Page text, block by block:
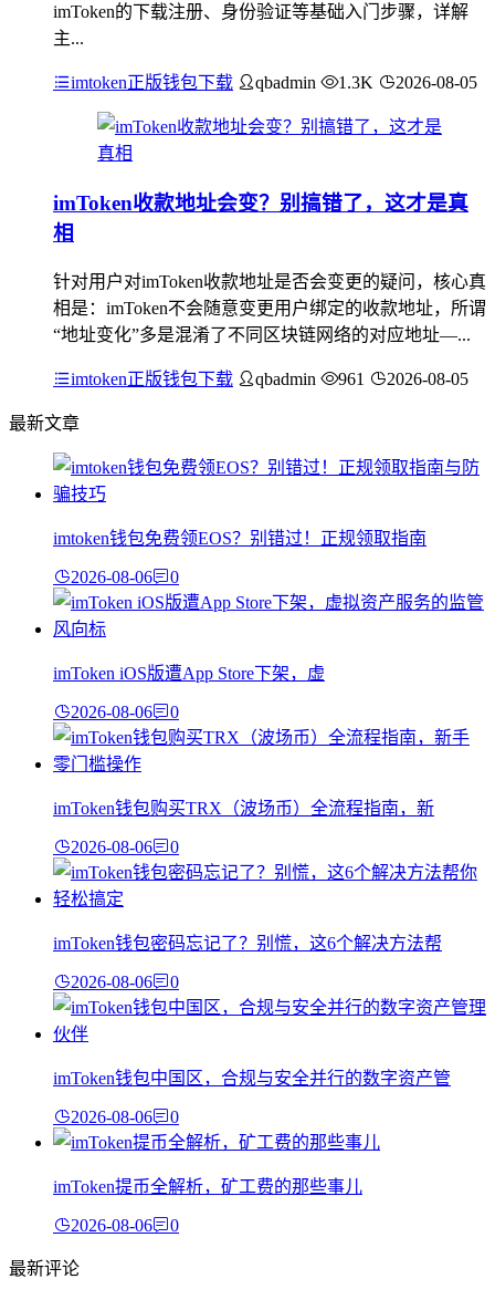
imToken的下载注册、身份验证等基础入门步骤，详解
主...
imtoken正版钱包下载 qbadmin 1.3K 2026-08-05
imToken收款地址会变？别搞错了，这才是真
相
针对用户对imToken收款地址是否会变更的疑问，核心真
相是：imToken不会随意变更用户绑定的收款地址，所谓
“地址变化”多是混淆了不同区块链网络的对应地址—...
imtoken正版钱包下载 qbadmin 961 2026-08-05
最新文章
imtoken钱包免费领EOS？别错过！正规领取指南
2026-08-06 0
imToken iOS版遭App Store下架，虚
2026-08-06 0
imToken钱包购买TRX（波场币）全流程指南，新
2026-08-06 0
imToken钱包密码忘记了？别慌，这6个解决方法帮
2026-08-06 0
imToken钱包中国区，合规与安全并行的数字资产管
2026-08-06 0
imToken提币全解析，矿工费的那些事儿
2026-08-06 0
最新评论